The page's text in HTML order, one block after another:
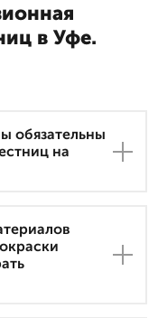
в Уфе.
обязательны
на